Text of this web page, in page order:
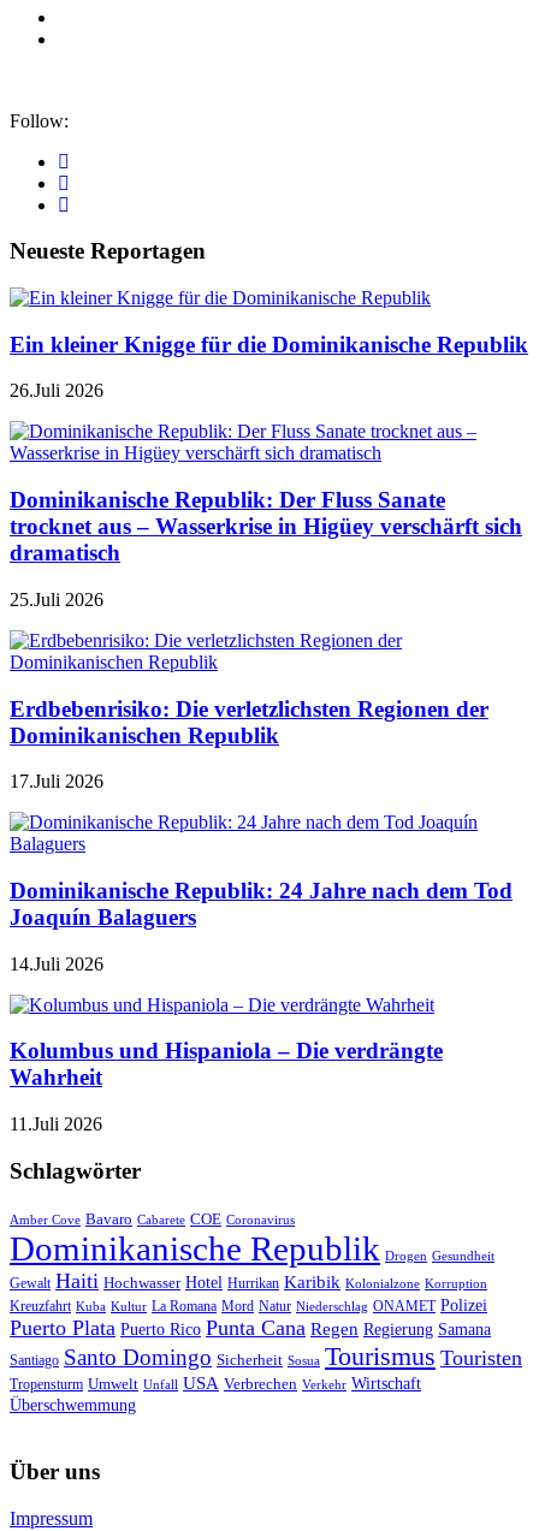
Follow:
Neueste Reportagen
Ein kleiner Knigge für die Dominikanische Republik
26.Juli 2026
Dominikanische Republik: Der Fluss Sanate
trocknet aus – Wasserkrise in Higüey verschärft sich
dramatisch
25.Juli 2026
Erdbebenrisiko: Die verletzlichsten Regionen der
Dominikanischen Republik
17.Juli 2026
Dominikanische Republik: 24 Jahre nach dem Tod
Joaquín Balaguers
14.Juli 2026
Kolumbus und Hispaniola – Die verdrängte
Wahrheit
11.Juli 2026
Schlagwörter
Amber Cove Bavaro Cabarete COE Coronavirus
Dominikanische Republik Drogen Gesundheit
Gewalt Haiti Hochwasser Hotel Hurrikan Karibik Kolonialzone Korruption
Kreuzfahrt Kuba Kultur La Romana Mord Natur Niederschlag ONAMET Polizei
Puerto Plata Puerto Rico Punta Cana Regen Regierung Samana
Santiago Santo Domingo Sicherheit Sosua Tourismus Touristen
Tropensturm Umwelt Unfall USA Verbrechen Verkehr Wirtschaft
Überschwemmung
Über uns
Impressum